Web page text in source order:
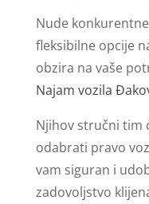
Nude
fleksibilne opcije
obzira na vaše
Najam vozila
Njihov stručni tim
odabrati pravo
vam siguran i
zadovoljstvo